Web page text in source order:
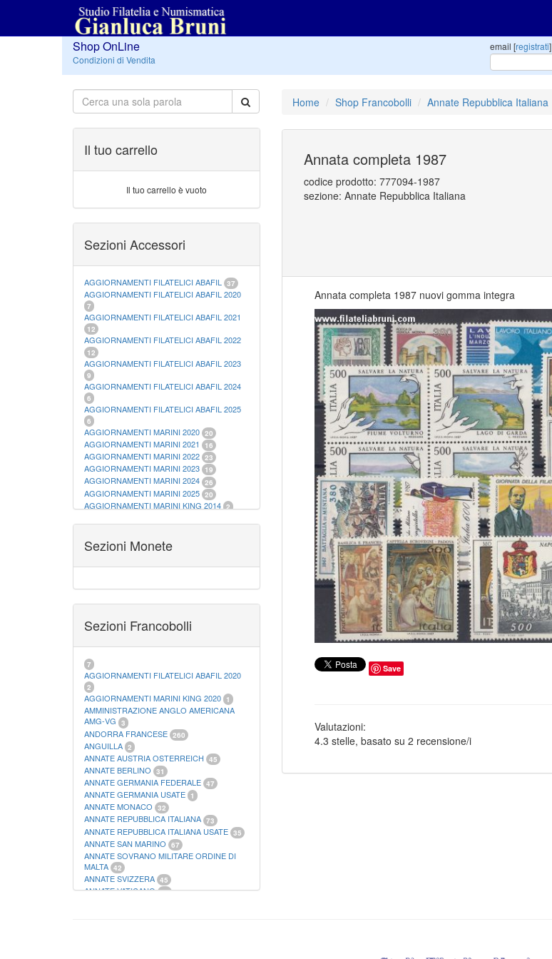
Shop OnLine
Condizioni di Vendita
email [registrati]
Il tuo carrello
Il tuo carrello è vuoto
Sezioni Accessori
AGGIORNAMENTI FILATELICI ABAFIL 37
AGGIORNAMENTI FILATELICI ABAFIL 2020
7
AGGIORNAMENTI FILATELICI ABAFIL 2021
12
AGGIORNAMENTI FILATELICI ABAFIL 2022
12
AGGIORNAMENTI FILATELICI ABAFIL 2023
9
AGGIORNAMENTI FILATELICI ABAFIL 2024
6
AGGIORNAMENTI FILATELICI ABAFIL 2025
6
AGGIORNAMENTI MARINI 2020 20
AGGIORNAMENTI MARINI 2021 16
AGGIORNAMENTI MARINI 2022 23
AGGIORNAMENTI MARINI 2023 19
AGGIORNAMENTI MARINI 2024 26
AGGIORNAMENTI MARINI 2025 20
AGGIORNAMENTI MARINI KING 2014 2
AGGIORNAMENTI MARINI KING 2017
AGGIORNAMENTI MARINI KING 2018
AGGIORNAMENTI MARINI KING 2019 22
ANNUALI 9
ALBUM PER CARTAMONETA 1
CARTELLE FILATELICHE MARINI
FOGLI FILATELICI SAN MARINO
FOGLI FILATELICI VATICANO
FOGLI MARINI PERIODI SEPARATI ITALIA
15
FOGLI MARINI PERIODI SEPARATI SAN
MARINO 14
FOGLI MARINI PERIODI SEPARATI
VATICANO 10
FOGLI MARINI REGNO D'ITALIA COLONIE
ITL, 20
MATERIALE FILATELICO MARINI 33
RACCOGLITORI XL 1
Sezioni Monete
Sezioni Francobolli
7
AGGIORNAMENTI FILATELICI ABAFIL 2020
2
AGGIORNAMENTI MARINI KING 2020 1
AMMINISTRAZIONE ANGLO AMERICANA
AMG-VG 3
ANDORRA FRANCESE 260
ANGUILLA 2
ANNATE AUSTRIA OSTERREICH 45
ANNATE BERLINO 31
ANNATE GERMANIA FEDERALE 47
ANNATE GERMANIA USATE 1
ANNATE MONACO 32
ANNATE REPUBBLICA ITALIANA 73
ANNATE REPUBBLICA ITALIANA USATE 35
ANNATE SAN MARINO 67
ANNATE SOVRANO MILITARE ORDINE DI
MALTA 42
ANNATE SVIZZERA 45
ANNATE VATICANO 64
Home Shop Francobolli Annate Repubblica Italiana
Annata completa 1987
codice prodotto: 777094-1987
sezione: Annate Repubblica Italiana
Annata completa 1987 nuovi gomma integra
Save
Valutazioni:
4.3 stelle, basato su 2 recensione/i